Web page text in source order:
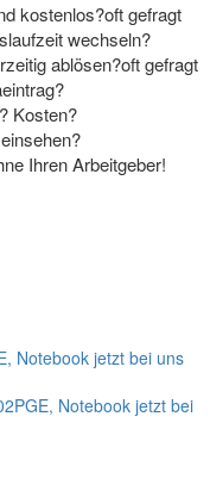
kostenlos?oft gefragt
wechseln?
ablösen?oft gefragt
Kosten?
Ihren Arbeitgeber!
Notebook jetzt bei